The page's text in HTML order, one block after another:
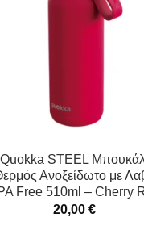
Quokka STEEL
Ανοξείδωτο με
Free 510ml – Cherry
20,00 €